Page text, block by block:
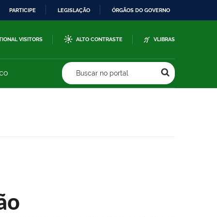
PARTICIPE LEGISLAÇÃO ÓRGÃOS DO GOVERNO
VISITORS ALTO CONTRASTE VLIBRAS
Buscar no portal